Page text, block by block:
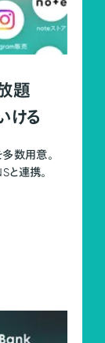
題
ける
数用意。
と連携。